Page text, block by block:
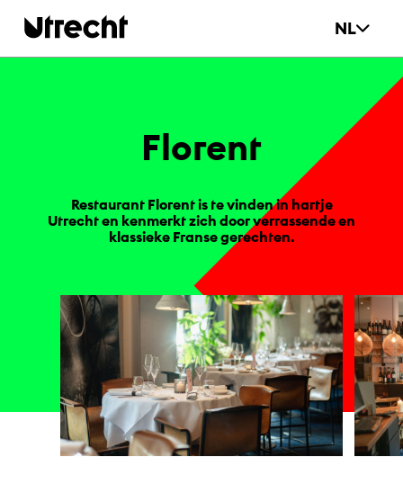
NL
Flo­rent
Restaurant Florent is te vinden in hartje
Utrecht en kenmerkt zich door verrassende en
klassieke Franse gerechten.